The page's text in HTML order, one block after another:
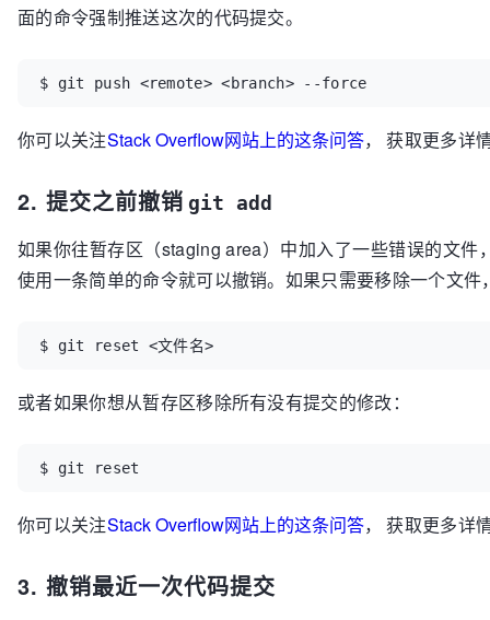
面的命令强制推送这次的代码提交。
$ git push <remote> <branch> --force
你可以关注Stack Overflow网站上的这条问答， 获取更多详
2. 提交之前撤销 git add
如果你往暂存区（staging area）中加入了一些错误的文件
使用一条简单的命令就可以撤销。如果只需要移除一个文件
$ git reset <文件名>
或者如果你想从暂存区移除所有没有提交的修改：
$ git reset
你可以关注Stack Overflow网站上的这条问答， 获取更多详
3. 撤销最近一次代码提交